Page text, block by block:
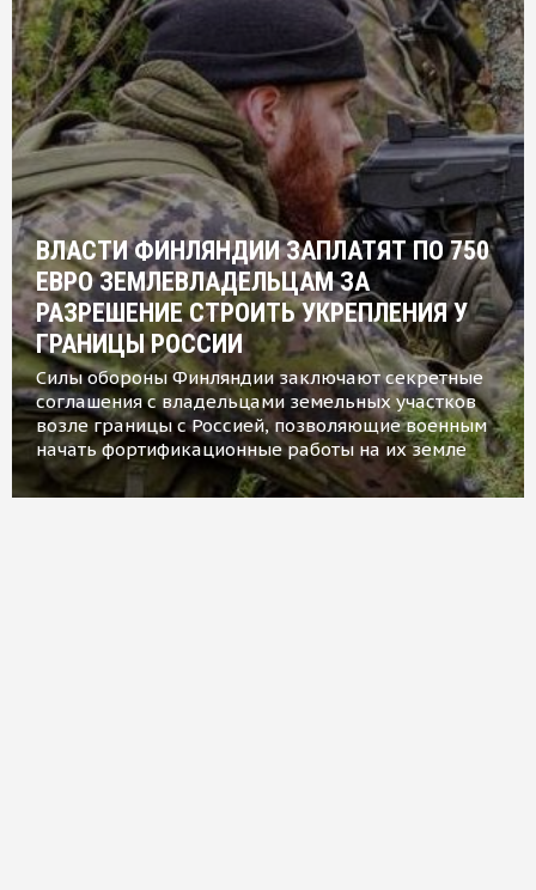
ВЛАСТИ ФИНЛЯНДИИ ЗАПЛАТЯТ ПО 750
ЕВРО ЗЕМЛЕВЛАДЕЛЬЦАМ ЗА
РАЗРЕШЕНИЕ СТРОИТЬ УКРЕПЛЕНИЯ У
ГРАНИЦЫ РОССИИ
Силы обороны Финляндии заключают секретные
соглашения с владельцами земельных участков
возле границы с Россией, позволяющие военным
начать фортификационные работы на их земле